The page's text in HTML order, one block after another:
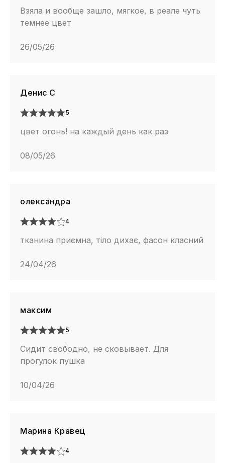
Взяла и вообще зашло, мягкое, в реале чуть
темнее цвет
26/05/26
Денис С
5
цвет огонь! на каждый день как раз
08/05/26
олександра
4
тканина приємна, тіло дихає, фасон класний
24/04/26
максим
5
Сидит свободно, не сковывает. Для
прогулок пушка
10/04/26
Марина Кравец
4